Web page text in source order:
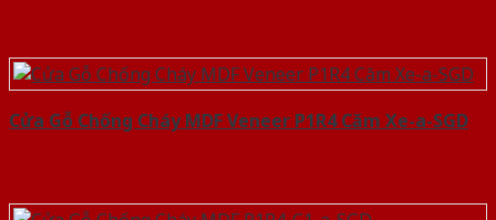
Cửa Gỗ Chống Cháy MDF Veneer P1R4 Căm Xe-a-SGD